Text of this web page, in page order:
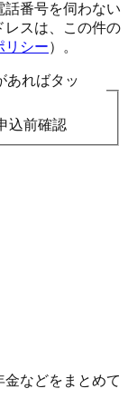
番号を伺わない
レスは、この件の
リシー）。
あればタッ
込前確認
などをまとめて